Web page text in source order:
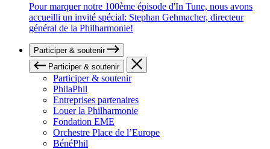
Pour marquer notre 100ème épisode d'In Tune, nous avons
accueilli un invité spécial: Stephan Gehmacher, directeur
général de la Philharmonie!
Participer & soutenir
Participer & soutenir
Participer & soutenir
PhilaPhil
Entreprises partenaires
Louer la Philharmonie
Fondation EME
Orchestre Place de l’Europe
BénéPhil